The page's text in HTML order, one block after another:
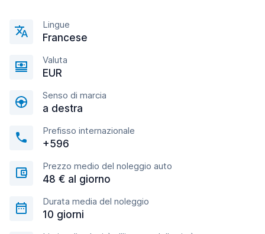
Lingue
Francese
Valuta
EUR
Senso di marcia
a destra
Prefisso internazionale
+596
Prezzo medio del noleggio auto
48 € al giorno
Durata media del noleggio
10 giorni